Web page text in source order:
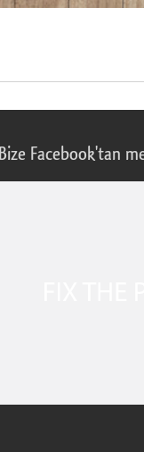
Bize Facebook'tan